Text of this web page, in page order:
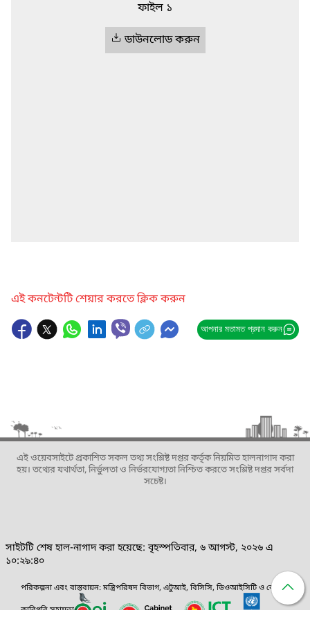
ফাইল ১
ডাউনলোড করুন
এই কনটেন্টটি শেয়ার করতে ক্লিক করুন
আপনার মতামত প্রদান করুন
এই ওয়েবসাইটে প্রকাশিত সকল তথ্য সংশ্লিষ্ট দপ্তর কর্তৃক নিয়মিত হালনাগাদ করা
হয়। তথ্যের যথার্থতা, নির্ভুলতা ও নির্ভরযোগ্যতা নিশ্চিত করতে সংশ্লিষ্ট দপ্তর সর্বদা
সচেষ্ট।
সাইটটি শেষ হাল-নাগাদ করা হয়েছে: বৃহস্পতিবার, ৬ আগস্ট, ২০২৬ এ
১০:২৯:৪০
পরিকল্পনা এবং বাস্তবায়ন: মন্ত্রিপরিষদ বিভাগ, এটুআই, বিসিসি, ডিওআইসিটি ও বেসিস।
কারিগরি সহায়তা